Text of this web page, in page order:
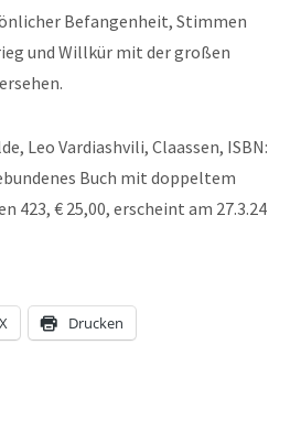
Befangenheit, Stimmen
und Willkür mit der großen
Leo Vardiashvili, Claassen, ISBN:
Buch mit doppeltem
423, € 25,00, erscheint am 27.3.24
X Drucken